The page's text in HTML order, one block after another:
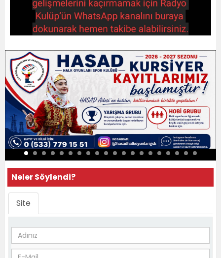
Neler Söylendi?
Site